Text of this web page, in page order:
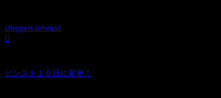
choppers infomail
ピンスト１０日に変更！